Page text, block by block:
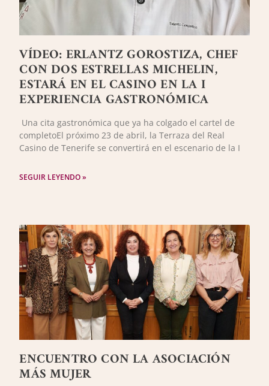
VÍDEO: ERLANTZ GOROSTIZA, CHEF
CON DOS ESTRELLAS MICHELIN,
ESTARÁ EN EL CASINO EN LA I
EXPERIENCIA GASTRONÓMICA
Una cita gastronómica que ya ha colgado el cartel de
completoEl próximo 23 de abril, la Terraza del Real
Casino de Tenerife se convertirá en el escenario de la I
SEGUIR LEYENDO »
ENCUENTRO CON LA ASOCIACIÓN
MÁS MUJER